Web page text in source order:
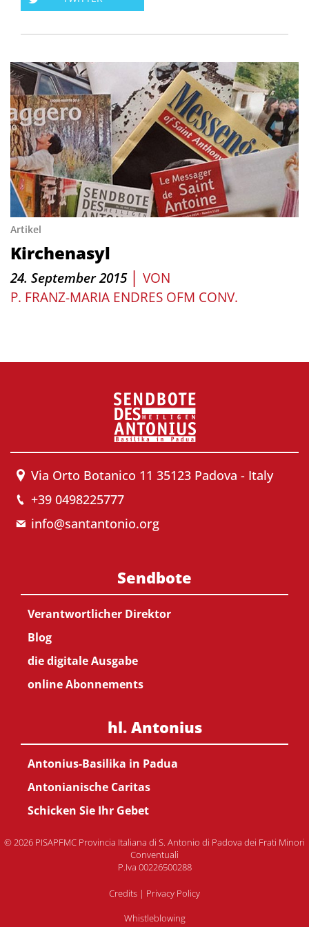
Artikel
Kirchenasyl
24. September 2015 | VON
P. FRANZ-MARIA ENDRES OFM CONV.
Via Orto Botanico 11 35123 Padova - Italy
+39 0498225777
info@santantonio.org
Sendbote
Verantwortlicher Direktor
Blog
die digitale Ausgabe
online Abonnements
hl. Antonius
Antonius-Basilika in Padua
Antonianische Caritas
Schicken Sie Ihr Gebet
© 2026 PISAPFMC Provincia Italiana di S. Antonio di Padova dei Frati Minori
Conventuali
P.Iva 00226500288
Credits | Privacy Policy
Whistleblowing